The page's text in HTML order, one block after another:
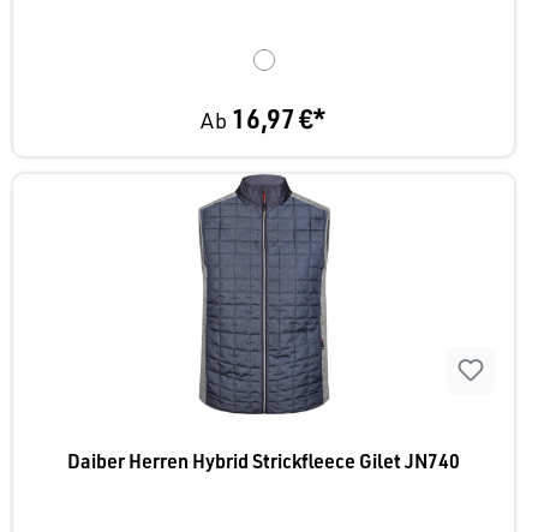
Ab 16,97 €*
Daiber Herren Hybrid Strickfleece Gilet JN740